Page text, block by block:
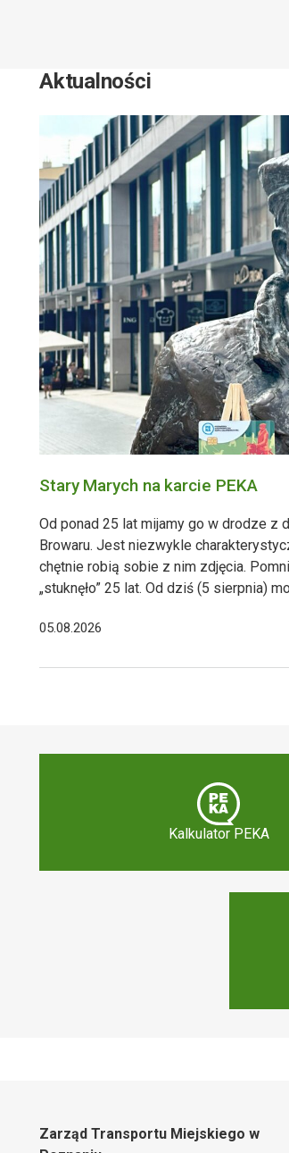
Aktualności
Stary Marych na karcie PEKA
Od ponad 25 lat mijamy go w drodze z
Browaru. Jest niezwykle
chętnie robią sobie z nim zdjęcia.
„stuknęło” 25 lat. Od dziś (5 sierpnia)
05.08.2026
Kalkulator PEKA
Zarząd Transportu Miejskiego w